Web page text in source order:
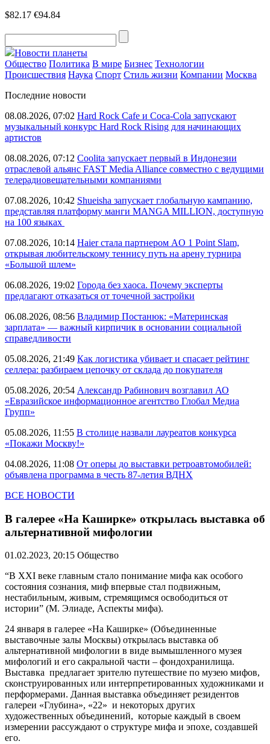
$82.17 €94.84
Новости планеты
Общество Политика В мире Бизнес Технологии
Происшествия Наука Спорт Стиль жизни Компании Москва
Последние новости
08.08.2026, 07:02 Hard Rock Cafe и Coca-Cola запускают
музыкальный конкурс Hard Rock Rising для начинающих
артистов
08.08.2026, 07:12 Coolita запускает первый в Индонезии
отраслевой альянс FAST Media Alliance совместно с ведущими
телерадиовещательными компаниями
07.08.2026, 10:42 Shueisha запускает глобальную кампанию,
представляя платформу манги MANGA MILLION, доступную
на 100 языках
07.08.2026, 10:14 Haier стала партнером AO 1 Point Slam,
открывая любительскому теннису путь на арену турнира
«Большой шлем»
06.08.2026, 19:02 Города без хаоса. Почему эксперты
предлагают отказаться от точечной застройки
06.08.2026, 08:56 Владимир Постанюк: «Материнская
зарплата» — важный кирпичик в основании социальной
справедливости
05.08.2026, 21:49 Как логистика убивает и спасает рейтинг
селлера: разбираем цепочку от склада до покупателя
05.08.2026, 20:54 Александр Рабинович возглавил АО
«Евразийское информационное агентство Глобал Медиа
Групп»
05.08.2026, 11:55 В столице назвали лауреатов конкурса
«Покажи Москву!»
04.08.2026, 11:08 От оперы до выставки ретроавтомобилей:
объявлена программа в честь 87-летия ВДНХ
ВСЕ НОВОСТИ
В галерее «На Каширке» открылась выставка об
альтернативной мифологии
01.02.2023, 20:15 Общество
“В ХХI веке главным стало понимание мифа как особого
состояния сознания, миф впервые стал подвижным,
нестабильным, живым, стремящимся освободиться от
истории” (М. Элиаде, Аспекты мифа).
24 января в галерее «На Каширке» (Объединенные
выставочные залы Москвы) открылась выставка об
альтернативной мифологии в виде вымышленного музея
мифологий и его сакральной части – фондохранилища.
Выставка предлагает зрителю путешествие по музею мифов,
сконструированных или интерпретированных художниками и
перформерами. Данная выставка объединяет резидентов
галереи «Глубина», «22» и некоторых других
художественных объединений, которые каждый в своем
измерении рассуждают о структуре мифа и эпохе, создавшей
его.